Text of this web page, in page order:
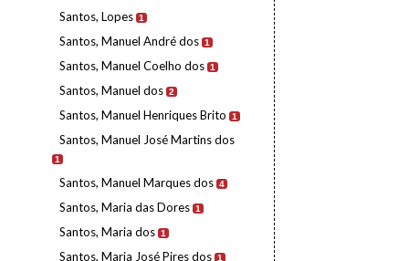
Santos, Lopes 1
Santos, Manuel André dos 1
Santos, Manuel Coelho dos 1
Santos, Manuel dos 2
Santos, Manuel Henriques Brito 1
Santos, Manuel José Martins dos
1
Santos, Manuel Marques dos 4
Santos, Maria das Dores 1
Santos, Maria dos 1
Santos, Maria José Pires dos 1